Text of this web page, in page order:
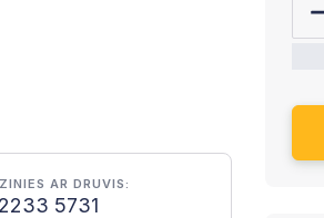
AR DRUVIS:
5731